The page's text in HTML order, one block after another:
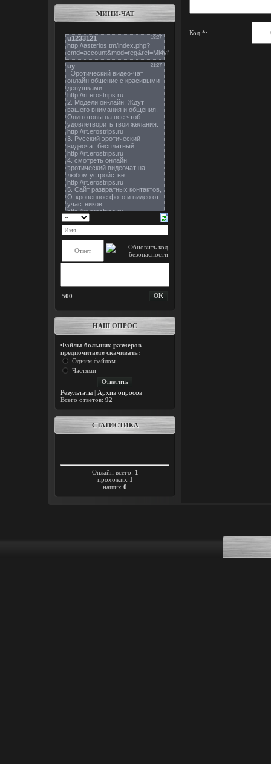
МИНИ-ЧАТ
500
НАШ ОПРОС
Файлы больших размеров
предпочитаете скачивать:
Одним файлом
Частями
Результаты | Архив опросов
Всего ответов: 92
СТАТИСТИКА
Онлайн всего: 1
прохожих 1
наших 0
Код *: